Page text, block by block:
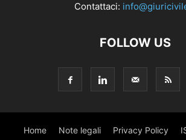
Contattaci:
FOLLOW US
Home Note legali Privacy Policy